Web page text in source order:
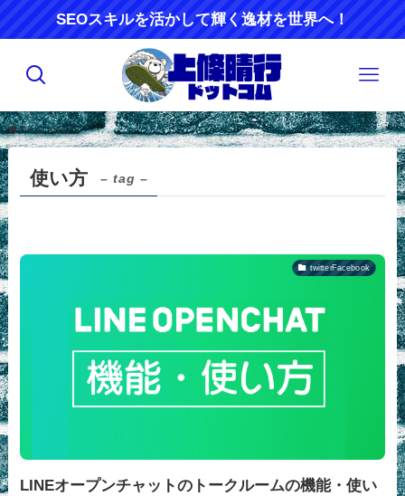
SEOスキルを活かして輝く逸材を世界へ！
ホーム 使い方
使い方 – tag –
twitterFacebook
LINEオープンチャットのトークルームの機能・使い